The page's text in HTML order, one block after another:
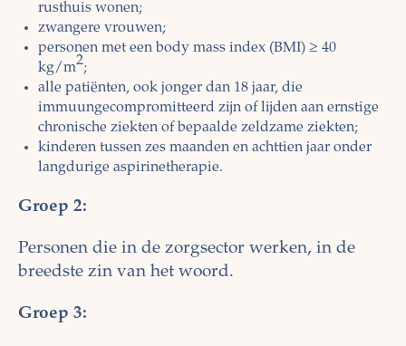
rusthuis wonen;
zwangere vrouwen;
personen met een body mass index (BMI) ≥ 40
kg/m2;
alle patiënten, ook jonger dan 18 jaar, die
immuungecompromitteerd zijn of lijden aan ernstige
chronische ziekten of bepaalde zeldzame ziekten;
kinderen tussen zes maanden en achttien jaar onder
langdurige aspirinetherapie.
Groep 2:
Personen die in de zorgsector werken, in de
breedste zin van het woord.
Groep 3: